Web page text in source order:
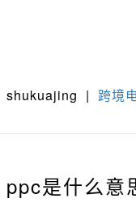
shukuajing | 跨境
ppc是什么意